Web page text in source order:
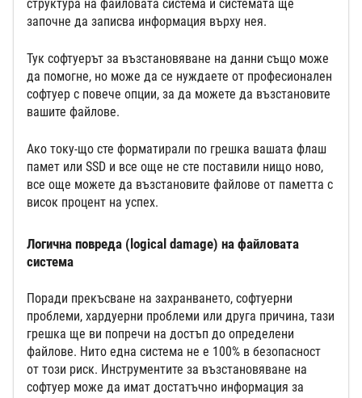
структура на файловата система и системата ще
започне да записва информация върху нея.
Тук софтуерът за възстановяване на данни също може
да помогне, но може да се нуждаете от професионален
софтуер с повече опции, за да можете да възстановите
вашите файлове.
Ако току-що сте форматирали по грешка вашата флаш
памет или SSD и все още не сте поставили нищо ново,
все още можете да възстановите файлове от паметта с
висок процент на успех.
Логична повреда (logical damage) на файловата
система
Поради прекъсване на захранването, софтуерни
проблеми, хардуерни проблеми или друга причина, тази
грешка ще ви попречи на достъп до определени
файлове. Нито една система не е 100% в безопасност
от този риск. Инструментите за възстановяване на
софтуер може да имат достатъчно информация за